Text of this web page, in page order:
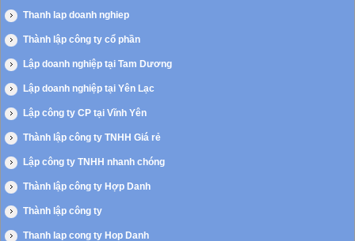
Thanh lap doanh nghiep
Thành lập công ty cổ phần
Lập doanh nghiệp tại Tam Dương
Lập doanh nghiệp tại Yên Lạc
Lập công ty CP tại Vĩnh Yên
Thành lập công ty TNHH Giá rẻ
Lập công ty TNHH nhanh chóng
Thành lập công ty Hợp Danh
Thành lập công ty
Thanh lap cong ty Hop Danh